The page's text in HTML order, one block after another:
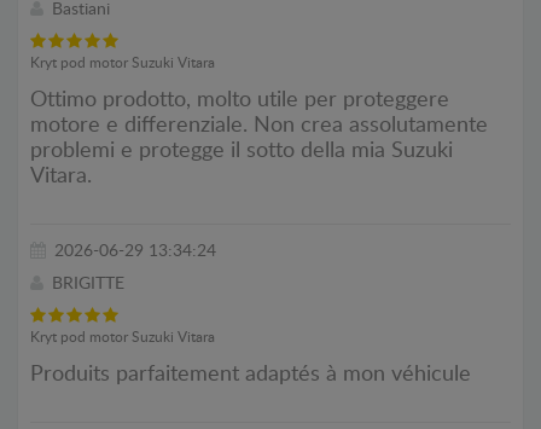
Bastiani
Kryt pod motor Suzuki Vitara
Ottimo prodotto, molto utile per proteggere
motore e differenziale. Non crea assolutamente
problemi e protegge il sotto della mia Suzuki
Vitara.
2026-06-29 13:34:24
BRIGITTE
Kryt pod motor Suzuki Vitara
Produits parfaitement adaptés à mon véhicule